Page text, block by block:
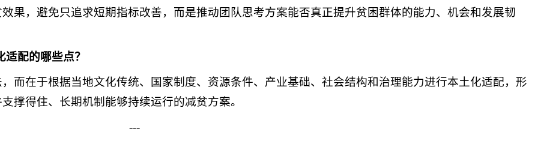
果，避免只追求短期指标改善，而是推动团队思考方案能否真正提升贫困群体的能力、机会和发展韧
配的哪些点？
而在于根据当地文化传统、国家制度、资源条件、产业基础、社会结构和治理能力进行本土化适配，形
撑得住、长期机制能够持续运行的减贫方案。
---